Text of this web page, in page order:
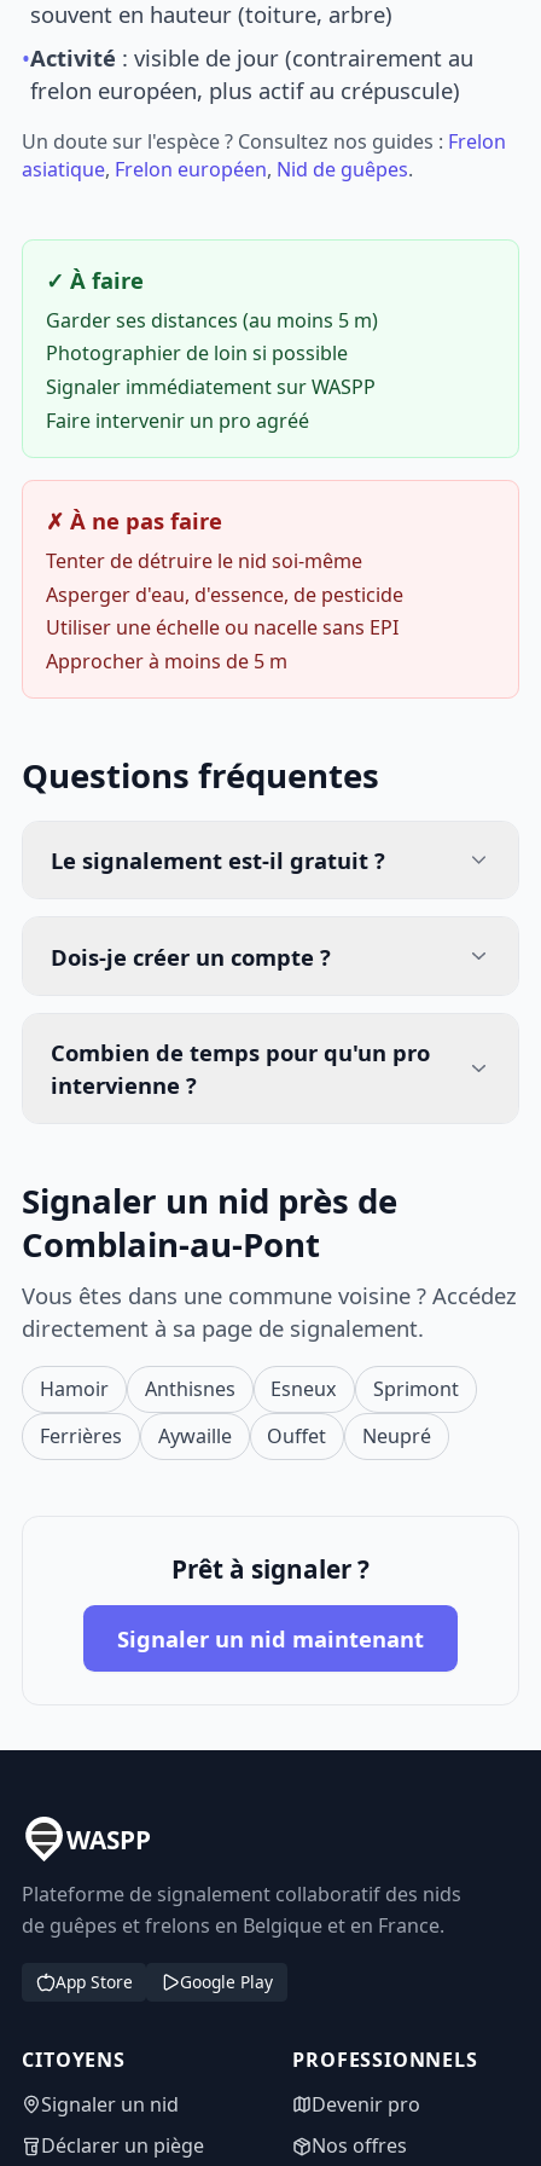
souvent en hauteur (toiture, arbre)
•Activité : visible de jour (contrairement au
frelon européen, plus actif au crépuscule)
Un doute sur l'espèce ? Consultez nos guides : Frelon
asiatique, Frelon européen, Nid de guêpes.
✓ À faire
Garder ses distances (au moins 5 m)
Photographier de loin si possible
Signaler immédiatement sur WASPP
Faire intervenir un pro agréé
✗ À ne pas faire
Tenter de détruire le nid soi-même
Asperger d'eau, d'essence, de pesticide
Utiliser une échelle ou nacelle sans EPI
Approcher à moins de 5 m
Questions fréquentes
Le signalement est-il gratuit ?
Dois-je créer un compte ?
Combien de temps pour qu'un pro
intervienne ?
Signaler un nid près de
Comblain-au-Pont
Vous êtes dans une commune voisine ? Accédez
directement à sa page de signalement.
Hamoir Anthisnes Esneux
Sprimont
Ferrières
Aywaille Ouffet Neupré
Prêt à signaler ?
Signaler un nid maintenant
WASPP
Plateforme de signalement collaboratif des nids
de guêpes et frelons en Belgique et en France.
App Store Google Play
CITOYENS
Signaler un nid
Déclarer un piège
PROFESSIONNELS
Devenir pro
Nos offres